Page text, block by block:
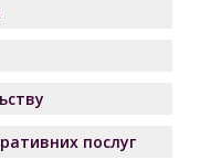
послуг